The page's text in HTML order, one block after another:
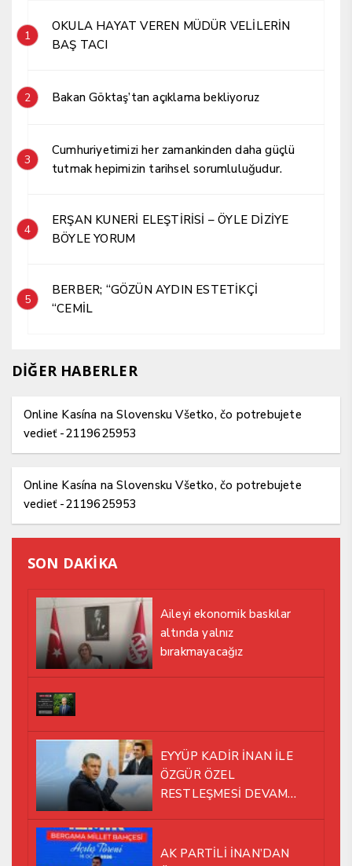
1
OKULA HAYAT VEREN MÜDÜR VELİLERİN
BAŞ TACI
2 Bakan Göktaş’tan açıklama bekliyoruz
3
Cumhuriyetimizi her zamankinden daha güçlü
tutmak hepimizin tarihsel sorumluluğudur.
4
ERŞAN KUNERİ ELEŞTİRİSİ – ÖYLE DİZİYE
BÖYLE YORUM
5
BERBER; “GÖZÜN AYDIN ESTETİKÇİ
“CEMİL
DİĞER HABERLER
Online Kasína na Slovensku Všetko, čo potrebujete
vedieť -2119625953
Online Kasína na Slovensku Všetko, čo potrebujete
vedieť -2119625953
SON DAKİKA
Aileyi ekonomik baskılar
altında yalnız
bırakmayacağız
EYYÜP KADİR İNAN İLE
ÖZGÜR ÖZEL
RESTLEŞMESİ DEVAM
AK PARTİLİ İNAN’DAN